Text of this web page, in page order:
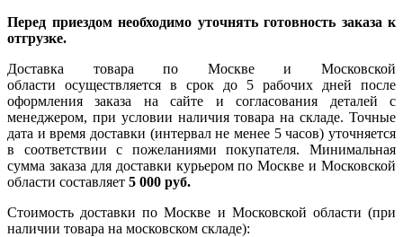
Перед приездом необходимо уточнять готовность заказа к
отгрузке.
Доставка товара по Москве и Московской
области осуществляется в срок до 5 рабочих дней после
оформления заказа на сайте и согласования деталей с
менеджером, при условии наличия товара на складе. Точные
дата и время доставки (интервал не менее 5 часов) уточняется
в соответствии с пожеланиями покупателя. Минимальная
сумма заказа для доставки курьером по Москве и Московской
области составляет 5 000 руб.
Стоимость доставки по Москве и Московской области (при
наличии товара на московском складе):